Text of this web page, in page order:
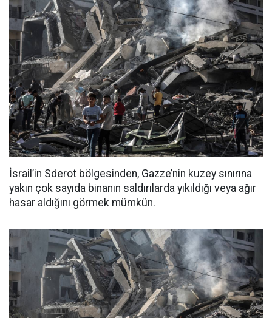
İsrail’in Sderot bölgesinden, Gazze’nin kuzey sınırına
yakın çok sayıda binanın saldırılarda yıkıldığı veya ağır
hasar aldığını görmek mümkün.